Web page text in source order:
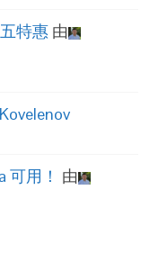
特惠 由
可用！ 由